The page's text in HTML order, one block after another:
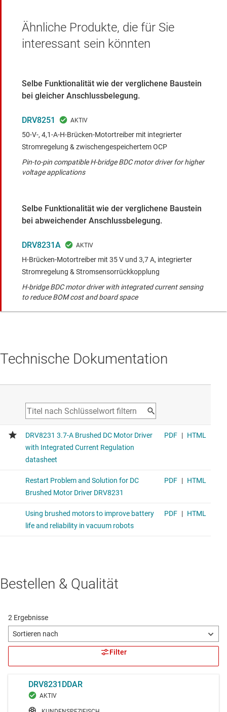
Ähnliche Produkte, die für Sie
interessant sein könnten
Selbe Funktionalität wie der verglichene Baustein
bei gleicher Anschlussbelegung.
DRV8251
50-V-, 4,1-A-H-Brücken-Motortreiber mit integrierter
Stromregelung & zwischengespeichertem OCP
Pin-to-pin compatible H-bridge BDC motor driver for higher
voltage applications
Selbe Funktionalität wie der verglichene Baustein
bei abweichender Anschlussbelegung.
DRV8231A
H-Brücken-Motortreiber mit 35 V und 3,7 A, integrierter
Stromregelung & Stromsensorrückkopplung
H-bridge BDC motor driver with integrated current sensing
to reduce BOM cost and board space
Technische Dokumentation
Bestellen & Qualität